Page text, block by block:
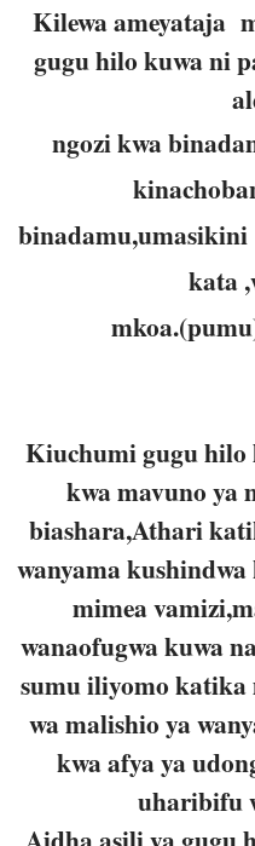
Kilewa ameyataja
gugu hilo kuwa ni
ngozi kwa
binadamu,umasikini
kata
Kiuchumi gugu hilo
kwa mavuno ya
biashara,Athari
wanyama
mimea
wanaofugwa kuwa
sumu iliyomo
wa malishio ya
kwa afya ya
uharibifu